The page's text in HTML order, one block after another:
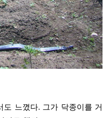
도 느꼈다. 그가 닥종이를 거